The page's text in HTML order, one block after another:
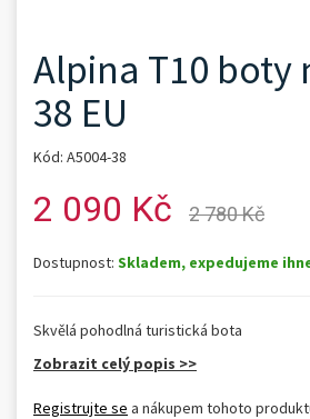
Alpina T10 boty
38 EU
Kód: A5004-38
2 090 Kč 2 780 Kč
Dostupnost: Skladem, expedujeme
Skvělá pohodlná turistická bota
Zobrazit celý popis >>
Registrujte se a nákupem tohoto